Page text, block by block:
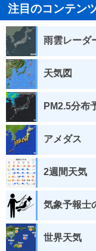
注目のコンテン
雨雲レーダ
天気図
PM2.5分布
アメダス
2週間天気
気象予報士
世界天気